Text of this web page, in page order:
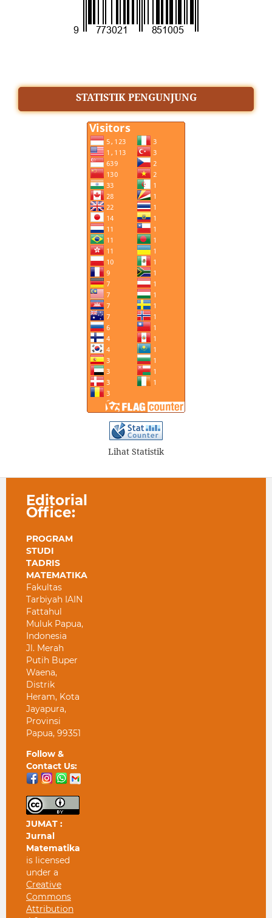
STATISTIK PENGUNJUNG
Lihat Statistik
Editorial
Office:
PROGRAM
STUDI
TADRIS
MATEMATIKA
Fakultas
Tarbiyah IAIN
Fattahul
Muluk Papua,
Indonesia
Jl. Merah
Putih Buper
Waena,
Distrik
Heram, Kota
Jayapura,
Provinsi
Papua, 99351
Follow &
Contact Us:
JUMAT :
Jurnal
Matematika
is licensed
under a
Creative
Commons
Attribution